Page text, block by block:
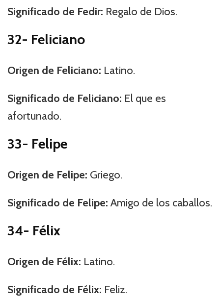
Significado de Fedir: Regalo de Dios.
32- Feliciano
Origen de Feliciano: Latino.
Significado de Feliciano: El que es
afortunado.
33- Felipe
Origen de Felipe: Griego.
Significado de Felipe:Amigo de los caballos.
34- Félix
Origen de Félix: Latino.
Significado de Félix: Feliz.